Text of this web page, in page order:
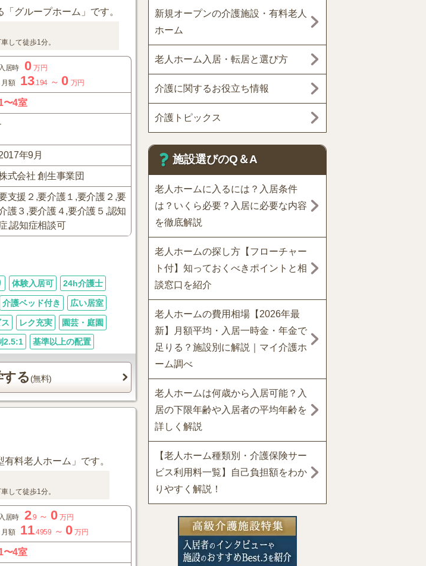
グループホーム」です。
して徒歩1分。
入居時 0 万円
月額
13.194 ～ 0 万円
〜4室
年9月
式会社 創生事業団
支援２,要介護１,要介護２,要
護３,要介護４,要介護５,認知
,認知症相談可
体験入居可 24h介護士
介護ベッド付き 広い居室
レク充実 園芸・庭園
2.5:1 基準以上の配置
る (無料)
料老人ホーム」です。
して徒歩1分。
入居時 2.9 ～ 0 万円
月額
11.4959 ～ 0 万円
〜4室
新規オープンの介護施設・有料老人
ホーム
老人ホーム入居・転居と選び方
介護に関するお役立ち情報
介護トピックス
施設選びのQ＆A
老人ホームに入るには？入居条件
は？いくら必要？入居に必要な内容
を徹底解説
老人ホームの探し方【フローチャー
ト付】知っておくべきポイントと相
談窓口を紹介
老人ホームの費用相場【2026年最
新】月額平均・入居一時金・年金で
足りる？施設別に解説｜マイ介護ホ
ーム調べ
老人ホームは何歳から入居可能？入
居の下限年齢や入居者の平均年齢を
詳しく解説
【老人ホーム種類別・介護保険サー
ビス利用料一覧】自己負担額をわか
りやすく解説！